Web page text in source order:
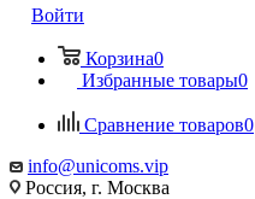
Войти
Корзина0
Избранные товары0
Сравнение товаров0
info@unicoms.vip
Россия, г. Москва